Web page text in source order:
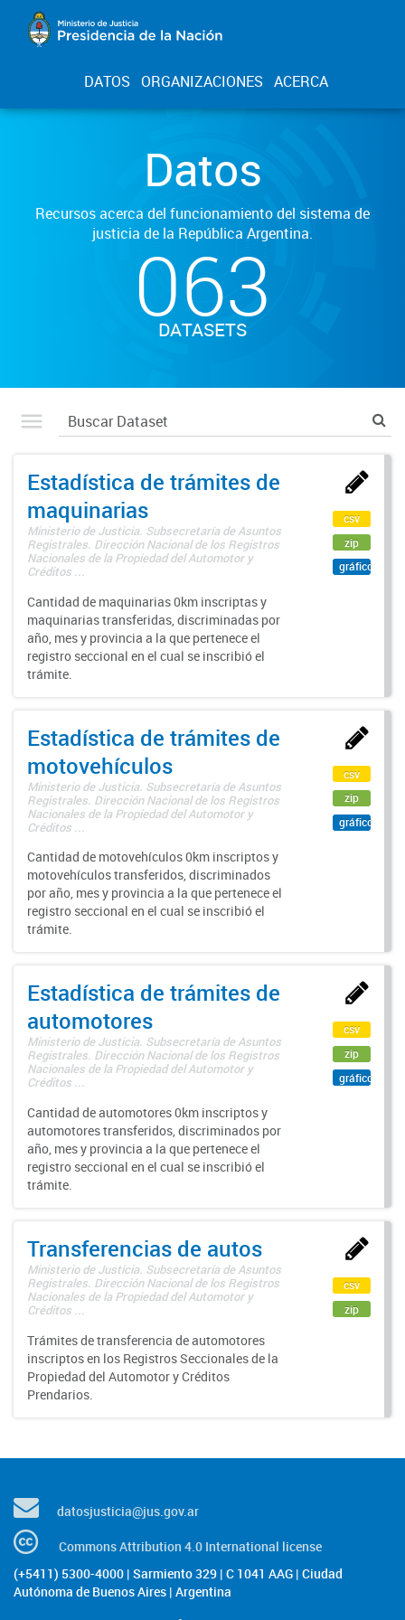
DATOS ORGANIZACIONES ACERCA
Datos
Recursos acerca del funcionamiento del sistema de
justicia de la República Argentina.
063
DATASETS
Estadística de trámites de
maquinarias
Ministerio de Justicia. Subsecretaría de Asuntos
Registrales. Dirección Nacional de los Registros
Nacionales de la Propiedad del Automotor y
Créditos ...
Cantidad de maquinarias 0km inscriptas y
maquinarias transferidas, discriminadas por
año, mes y provincia a la que pertenece el
registro seccional en el cual se inscribió el
trámite.
csv
zip
gráfico
Estadística de trámites de
motovehículos
Ministerio de Justicia. Subsecretaría de Asuntos
Registrales. Dirección Nacional de los Registros
Nacionales de la Propiedad del Automotor y
Créditos ...
Cantidad de motovehículos 0km inscriptos y
motovehículos transferidos, discriminados
por año, mes y provincia a la que pertenece el
registro seccional en el cual se inscribió el
trámite.
csv
zip
gráfico
Estadística de trámites de
automotores
Ministerio de Justicia. Subsecretaría de Asuntos
Registrales. Dirección Nacional de los Registros
Nacionales de la Propiedad del Automotor y
Créditos ...
Cantidad de automotores 0km inscriptos y
automotores transferidos, discriminados por
año, mes y provincia a la que pertenece el
registro seccional en el cual se inscribió el
trámite.
csv
zip
gráfico
Transferencias de autos
Ministerio de Justicia. Subsecretaría de Asuntos
Registrales. Dirección Nacional de los Registros
Nacionales de la Propiedad del Automotor y
Créditos ...
Trámites de transferencia de automotores
inscriptos en los Registros Seccionales de la
Propiedad del Automotor y Créditos
Prendarios.
csv
zip
datosjusticia@jus.gov.ar
Commons Attribution 4.0 International license
(+5411) 5300-4000 | Sarmiento 329 | C 1041 AAG | Ciudad
Autónoma de Buenos Aires | Argentina